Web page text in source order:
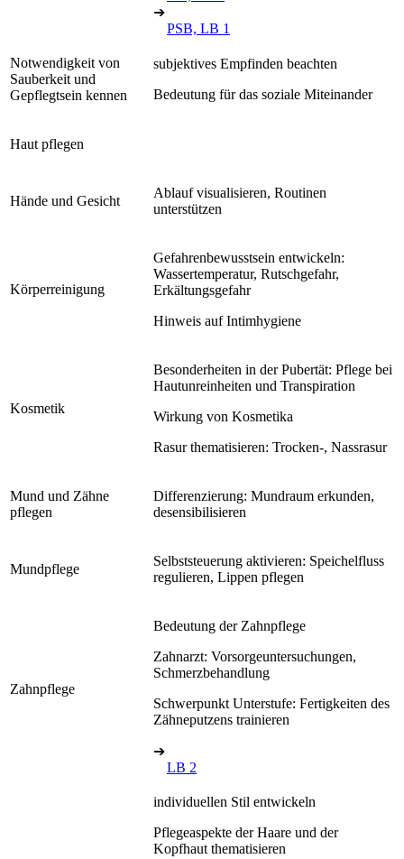
➔
PSB, LB 1
Notwendigkeit von
Sauberkeit und
Gepflegtsein kennen
subjektives Empfinden beachten
Bedeutung für das soziale Miteinander
Haut pflegen
Hände und Gesicht
Ablauf visualisieren, Routinen
unterstützen
Körperreinigung
Gefahrenbewusstsein entwickeln:
Wassertemperatur, Rutschgefahr,
Erkältungsgefahr
Hinweis auf Intimhygiene
Kosmetik
Besonderheiten in der Pubertät: Pflege bei
Hautunreinheiten und Transpiration
Wirkung von Kosmetika
Rasur thematisieren: Trocken-, Nassrasur
Mund und Zähne
pflegen
Differenzierung: Mundraum erkunden,
desensibilisieren
Mundpflege
Selbststeuerung aktivieren: Speichelfluss
regulieren, Lippen pflegen
Zahnpflege
Bedeutung der Zahnpflege
Zahnarzt: Vorsorgeuntersuchungen,
Schmerzbehandlung
Schwerpunkt Unterstufe: Fertigkeiten des
Zähneputzens trainieren
➔
LB 2
individuellen Stil entwickeln
Pflegeaspekte der Haare und der
Kopfhaut thematisieren